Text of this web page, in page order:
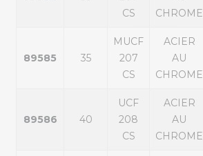
CS
CHROME
89585 35
MUCF
207
CS
ACIER
AU
CHROME
89586 40
UCF
208
CS
ACIER
AU
CHROME